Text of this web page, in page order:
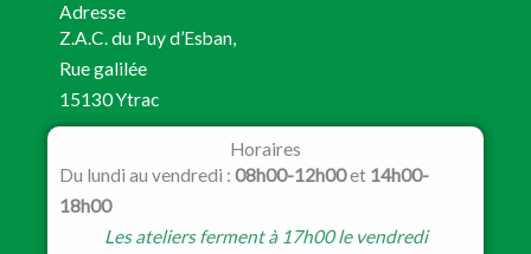
Adresse
Z.A.C. du Puy d’Esban,
Rue galilée
15130 Ytrac
Horaires
Du lundi au vendredi : 08h00-12h00et 14h00-
18h00
Les ateliers ferment à 17h00 le vendredi